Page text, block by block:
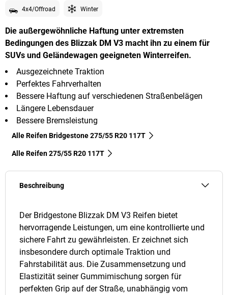
4x4/Offroad Winter
Die außergewöhnliche Haftung unter extremsten
Bedingungen des Blizzak DM V3 macht ihn zu einem für
SUVs und Geländewagen geeigneten Winterreifen.
Ausgezeichnete Traktion
Perfektes Fahrverhalten
Bessere Haftung auf verschiedenen Straßenbelägen
Längere Lebensdauer
Bessere Bremsleistung
Alle Reifen Bridgestone 275/55 R20 117T
Alle Reifen‎ 275/55 R20 117T
Beschreibung
Der Bridgestone Blizzak DM V3 Reifen bietet
hervorragende Leistungen, um eine kontrollierte und
sichere Fahrt zu gewährleisten. Er zeichnet sich
insbesondere durch optimale Traktion und
Fahrstabilität aus. Die Zusammensetzung und
Elastizität seiner Gummimischung sorgen für
perfekten Grip auf der Straße, unabhängig vom